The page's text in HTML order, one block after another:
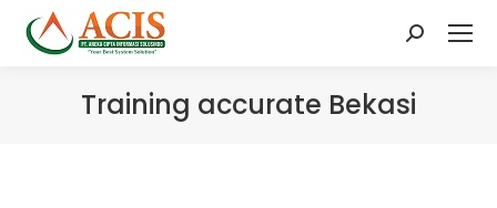
Search:
Training accurate Bekasi